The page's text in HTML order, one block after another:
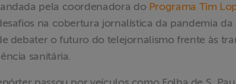
pela coordenadora do Programa Tim
na cobertura jornalística da pandemia
debater o futuro do telejornalismo frente às
sanitária.